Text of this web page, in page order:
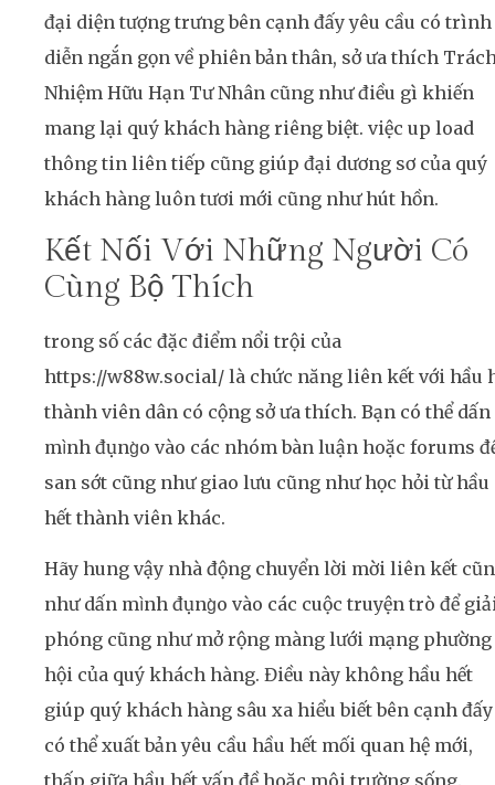
đại diện tượng trưng bên cạnh đấy yêu cầu có trình
diễn ngắn gọn về phiên bản thân, sở ưa thích
Nhiệm Hữu Hạn Tư Nhân cũng như điều gì khiến
mang lại quý khách hàng riêng biệt. việc up load
thông tin liên tiếp cũng giúp đại dương sơ của quý
khách hàng luôn tươi mới cũng như hút hồn.
Kết Nối Với Những Người Có
Cùng Bộ Thích
trong số các đặc điểm nổi trội của
https://w88w.social/ là chức năng liên kết với hầu
thành viên dân có cộng sở ưa thích. Bạn có thể dấn
mình đụng̀o vào các nhóm bàn luận hoặc forums
san sớt cũng như giao lưu cũng như học hỏi từ hầu
hết thành viên khác.
Hãy hung vậy nhà động chuyển lời mời liên kết
như dấn mình đụng̀o vào các cuộc truyện trò để
phóng cũng như mở rộng màng lưới mạng phường
hội của quý khách hàng. Điều này không hầu hết
giúp quý khách hàng sâu xa hiểu biết bên cạnh đấy
có thể xuất bản yêu cầu hầu hết mối quan hệ mới,